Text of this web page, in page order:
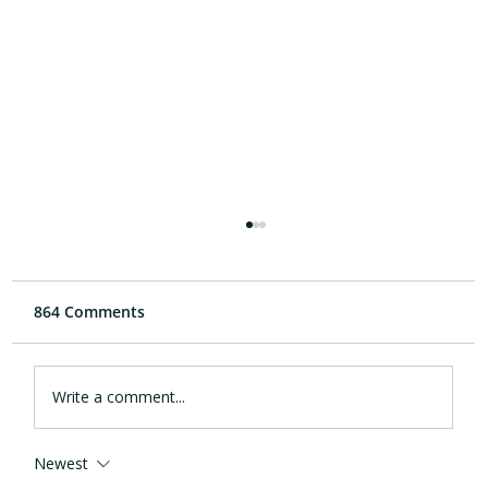
864 Comments
Write a comment...
Newest